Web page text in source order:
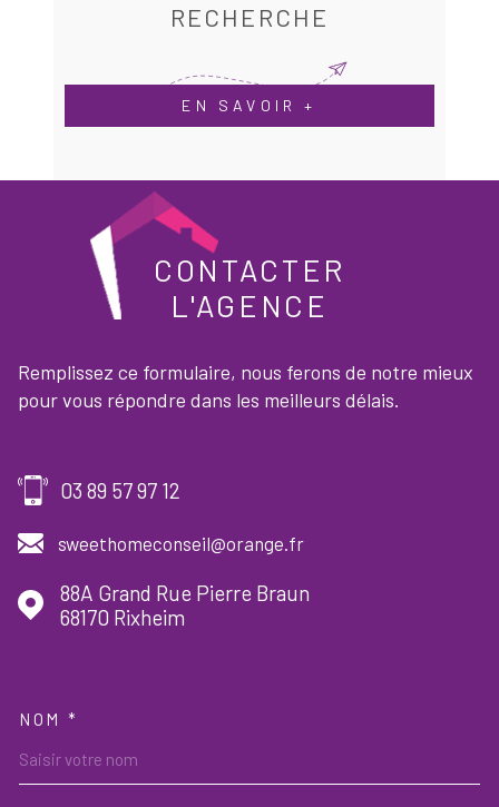
RECHERCHE
EN SAVOIR +
CONTACTER
L'AGENCE
Remplissez ce formulaire, nous ferons de notre mieux
pour vous répondre dans les meilleurs délais.
03 89 57 97 12
sweethomeconseil@orange.fr
88A Grand Rue Pierre Braun
68170
Rixheim
NOM *